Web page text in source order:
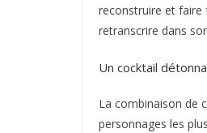
reconstruire et faire
retranscrire dans
Un cocktail
La combinaison de
personnages les